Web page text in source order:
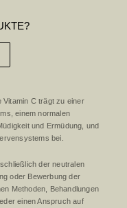
Vitamin C trägt zu einer
einem normalen
und Ermüdung, und
bei.
der neutralen
oder Bewerbung der
Methoden, Behandlungen
einen Anspruch auf